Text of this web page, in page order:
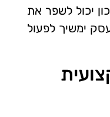
יכול לשפר את
ימשיך לפעול